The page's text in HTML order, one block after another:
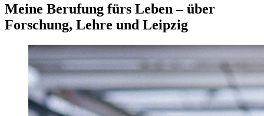
Meine Berufung fürs Leben – über
Forschung, Lehre und Leipzig